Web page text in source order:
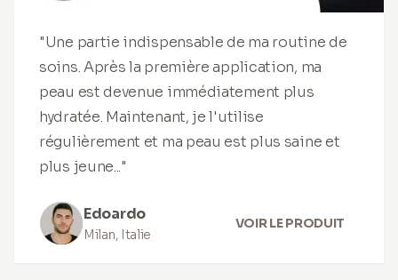
"Une partie indispensable de ma routine de
soins. Après la première application, ma
peau est devenue immédiatement plus
hydratée. Maintenant, je l'utilise
régulièrement et ma peau est plus saine et
plus jeune..."
Edoardo
Milan, Italie
VOIR LE PRODUIT